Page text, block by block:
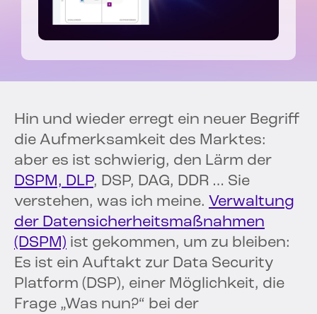
Hin und wieder erregt ein neuer Begriff
die Aufmerksamkeit des Marktes:
aber es ist schwierig, den Lärm der
DSPM, DLP, DSP, DAG, DDR … Sie
verstehen, was ich meine. Verwaltung
der Datensicherheitsmaßnahmen
(DSPM) ist gekommen, um zu bleiben:
Es ist ein Auftakt zur Data Security
Platform (DSP), einer Möglichkeit, die
Frage „Was nun?“ bei der